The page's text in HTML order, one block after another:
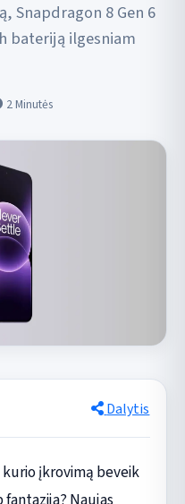
Snapdragon 8 Gen 6
bateriją ilgesniam
2Minutės
Dalytis
įkrovimą beveik